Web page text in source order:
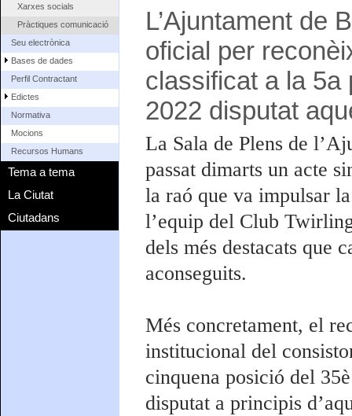
Xarxes socials
Pràctiques comunicació
Seu electrònica
Bases de dades
Perfil Contractant
Edictes
Normativa
Mocions
Recursos Humans
Tema a tema
La Ciutat
Ciutadans
L’Ajuntament de
oficial per
classificat a la 5a
2022 disputat
La Sala de Plens de
passat dimarts un acte
la raó que va impulsar
l’equip del Club
dels més destacats que
aconseguits.
Més concretament, el
institucional del
cinquena posició del
disputat a principis